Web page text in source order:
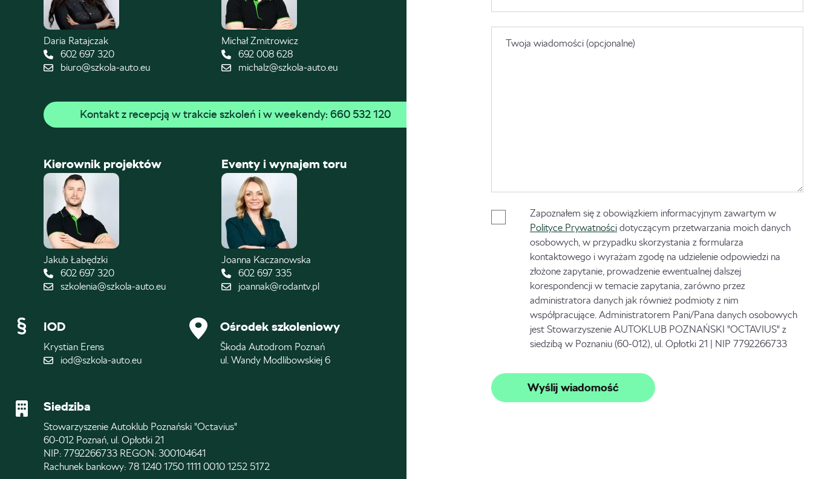
Daria Ratajczak
602 697 320
biuro@szkola-auto.eu
Michał Zmitrowicz
692 008 628
michalz@szkola-auto.eu
Kontakt z recepcją w trakcie szkoleń i w weekendy: 660 532 120
Kierownik projektów
Jakub Łabędzki
602 697 320
szkolenia@szkola-auto.eu
Eventy i wynajem toru
Joanna Kaczanowska
602 697 335
joannak@rodantv.pl
IOD
Krystian Erens
iod@szkola-auto.eu
Ośrodek szkoleniowy
Škoda Autodrom Poznań
ul. Wandy Modlibowskiej 6
Siedziba
Stowarzyszenie Autoklub Poznański "Octavius"
60-012 Poznań, ul. Opłotki 21
NIP: 7792266733 REGON: 300104641
Rachunek bankowy: 78 1240 1750 1111 0010 1252 5172
Twoja wiadomości (opcjonalne)
Zapoznałem się z obowiązkiem informacyjnym zawartym w
Polityce Prywatnościdotyczącym przetwarzania moich danych
osobowych, w przypadku skorzystania z formularza
kontaktowego i wyrażam zgodę na udzielenie odpowiedzi na
złożone zapytanie, prowadzenie ewentualnej dalszej
korespondencji w temacie zapytania, zarówno przez
administratora danych jak również podmioty z nim
współpracujące. Administratorem Pani/Pana danych osobowych
jest Stowarzyszenie AUTOKLUB POZNAŃSKI "OCTAVIUS" z
siedzibą w Poznaniu (60-012), ul. Opłotki 21 | NIP 7792266733